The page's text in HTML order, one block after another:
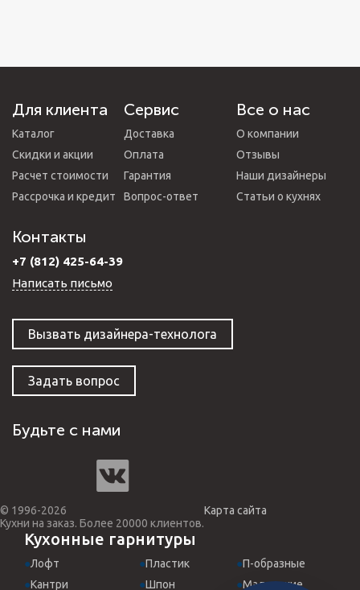
Для клиента
Каталог
Скидки и акции
Расчет стоимости
Рассрочка и кредит
Сервис
Доставка
Оплата
Гарантия
Вопрос-ответ
Все о нас
О компании
Отзывы
Наши дизайнеры
Статьи о кухнях
Контакты
+7 (812) 425-64-39
Написать письмо
Вызвать дизайнера-технолога
Задать вопрос
Будьте с нами
© 1996-2026
Кухни на заказ. Более 20000 клиентов.
Карта сайта
Кухонные гарнитуры
Лофт
Кантри
Пластик
Шпон
П-образные
Маленькие